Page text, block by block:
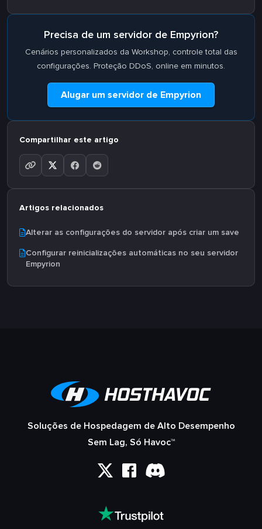
Precisa de um servidor de Empyrion?
Cenários personalizados da Workshop, controle total das
configurações. Proteção DDoS, online em minutos.
Alugar um servidor de Empyrion
Compartilhar este artigo
Artigos relacionados
Alterar as configurações do servidor após criar um save
Configurar reinicializações automáticas no seu servidor
Empyrion
Soluções de Hospedagem de Alto Desempenho
Sem Lag, Só Havoc™